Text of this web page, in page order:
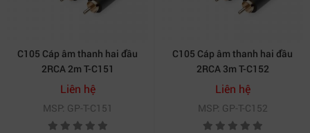
C105 Cáp âm thanh hai đầu
2RCA 2m T-C151
Liên hệ
MSP: GP-T-C151
C105 Cáp âm thanh hai đầu
2RCA 3m T-C152
Liên hệ
MSP: GP-T-C152